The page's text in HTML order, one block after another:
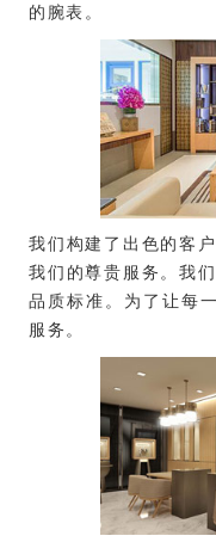
的腕表。
我们构建了出色的客
我们的尊贵服务。我
品质标准。为了让每
服务。